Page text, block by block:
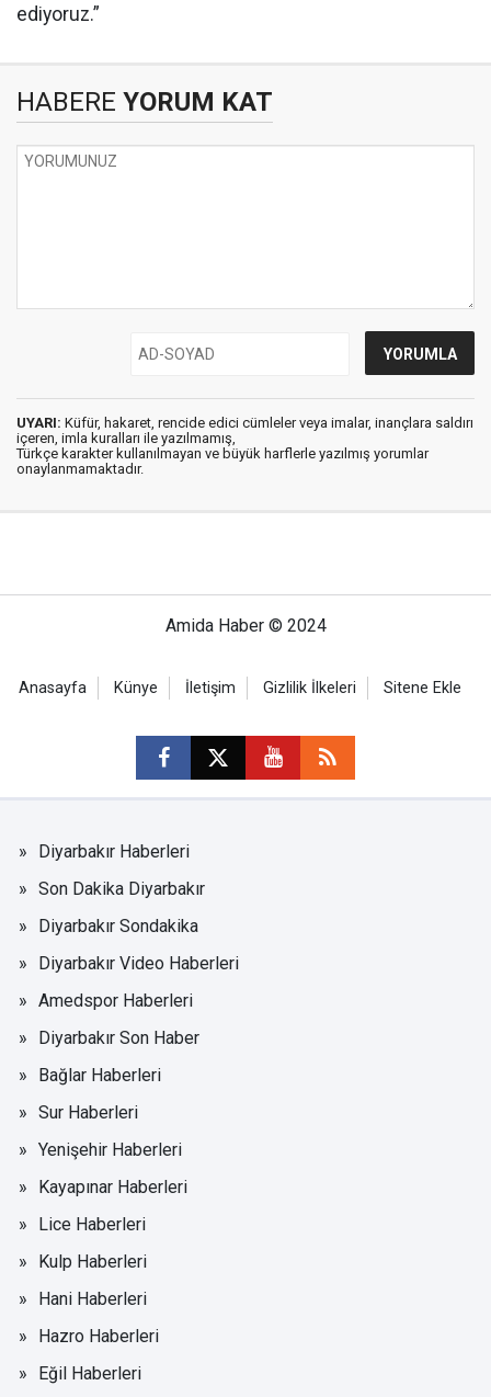
ediyoruz.”
HABERE YORUM KAT
UYARI: Küfür, hakaret, rencide edici cümleler veya imalar, inançlara saldırı
içeren, imla kuralları ile yazılmamış,
Türkçe karakter kullanılmayan ve büyük harflerle yazılmış yorumlar
onaylanmamaktadır.
Amida Haber © 2024
Anasayfa Künye İletişim Gizlilik İlkeleri Sitene Ekle
Diyarbakır Haberleri
Son Dakika Diyarbakır
Diyarbakır Sondakika
Diyarbakır Video Haberleri
Amedspor Haberleri
Diyarbakır Son Haber
Bağlar Haberleri
Sur Haberleri
Yenişehir Haberleri
Kayapınar Haberleri
Lice Haberleri
Kulp Haberleri
Hani Haberleri
Hazro Haberleri
Eğil Haberleri